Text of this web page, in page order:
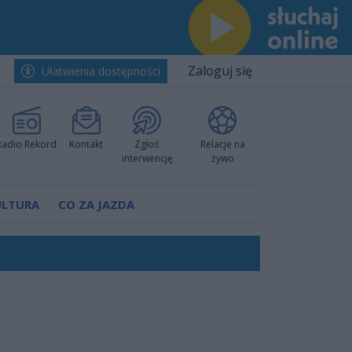
Ułatwienia dostępności Zaloguj się
Rekord Kontakt
Zgłoś
interwencję
Relacje na
żywo
CO ZA JAZDA